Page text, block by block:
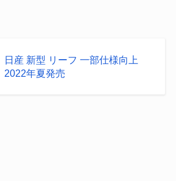
日産 新型 リーフ 一部仕様向上
2022年夏発売